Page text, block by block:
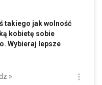
takiego jak wolność
kobietę sobie
Wybieraj lepsze
»